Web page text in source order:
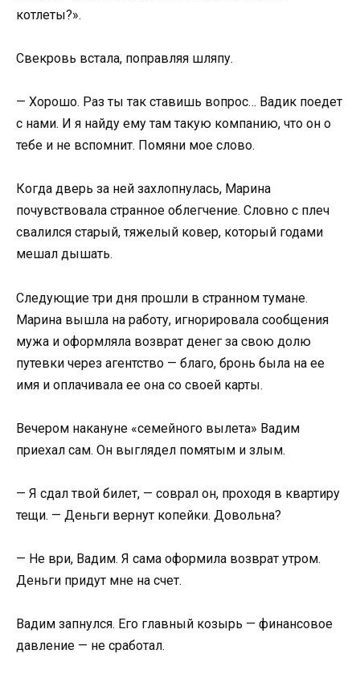
котлеты?».
Свекровь встала, поправляя шляпу.
— Хорошо. Раз ты так ставишь вопрос… Вадик поедет
с нами. И я найду ему там такую компанию, что он о
тебе и не вспомнит. Помяни мое слово.
Когда дверь за ней захлопнулась, Марина
почувствовала странное облегчение. Словно с плеч
свалился старый, тяжелый ковер, который годами
мешал дышать.
Следующие три дня прошли в странном тумане.
Марина вышла на работу, игнорировала сообщения
мужа и оформляла возврат денег за свою долю
путевки через агентство — благо, бронь была на ее
имя и оплачивала ее она со своей карты.
Вечером накануне «семейного вылета» Вадим
приехал сам. Он выглядел помятым и злым.
— Я сдал твой билет, — соврал он, проходя в квартиру
тещи. — Деньги вернут копейки. Довольна?
— Не ври, Вадим. Я сама оформила возврат утром.
Деньги придут мне на счет.
Вадим запнулся. Его главный козырь — финансовое
давление — не сработал.